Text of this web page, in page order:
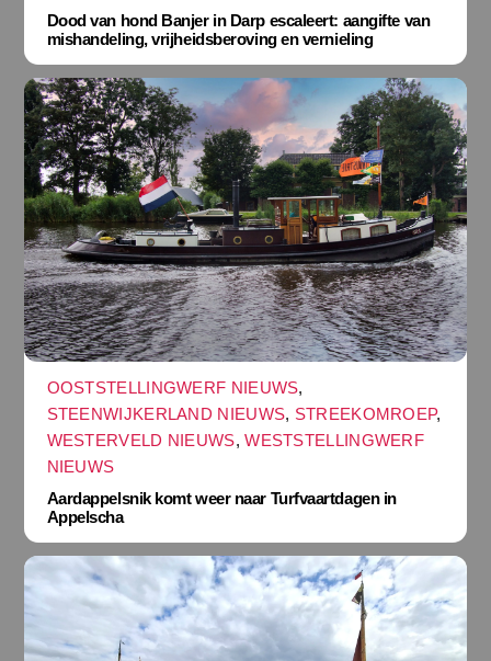
Dood van hond Banjer in Darp escaleert: aangifte van
mishandeling, vrijheidsberoving en vernieling
OOSTSTELLINGWERF NIEUWS,
STEENWIJKERLAND NIEUWS, STREEKOMROEP,
WESTERVELD NIEUWS,WESTSTELLINGWERF
NIEUWS
Aardappelsnik komt weer naar Turfvaartdagen in
Appelscha